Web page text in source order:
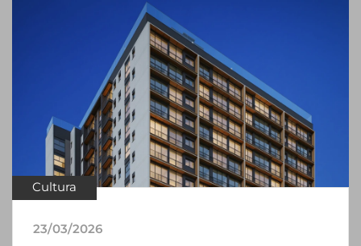
Cultura
23/03/2026